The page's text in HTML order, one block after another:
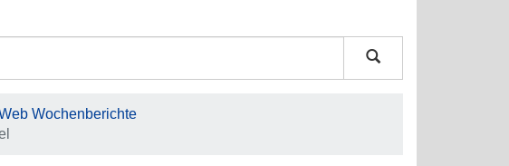
Wochenberichte